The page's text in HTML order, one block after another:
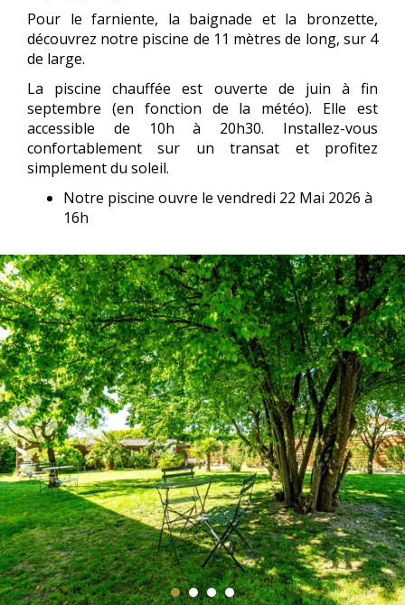
Pour le farniente, la baignade et la bronzette,
découvrez notre piscine de 11 mètres de long, sur 4
de large.
La piscine chauffée est ouverte de juin à fin
septembre (en fonction de la météo). Elle est
accessible de 10h à 20h30. Installez-vous
confortablement sur un transat et profitez
simplement du soleil.
Notre piscine ouvre le vendredi 22 Mai 2026 à
16h